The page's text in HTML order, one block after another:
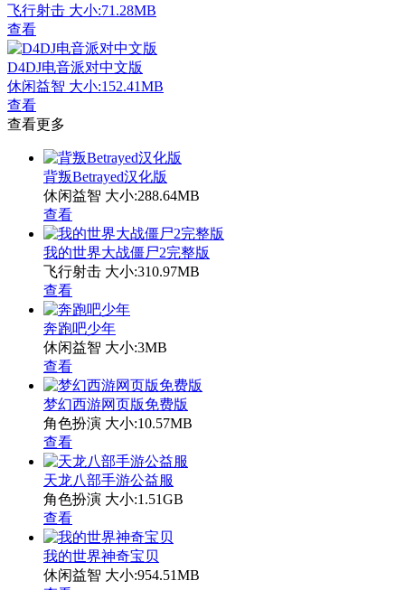
飞行射击 大小:71.28MB
查看
D4DJ电音派对中文版
休闲益智 大小:152.41MB
查看
查看更多
背叛Betrayed汉化版
休闲益智 大小:288.64MB
查看
我的世界大战僵尸2完整版
飞行射击 大小:310.97MB
查看
奔跑吧少年
休闲益智 大小:3MB
查看
梦幻西游网页版免费版
角色扮演 大小:10.57MB
查看
天龙八部手游公益服
角色扮演 大小:1.51GB
查看
我的世界神奇宝贝
休闲益智 大小:954.51MB